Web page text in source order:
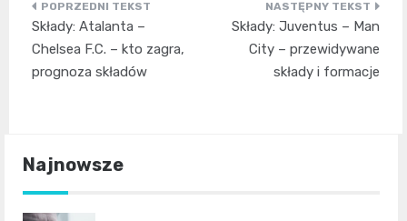
Nawigacja
wpisu
Składy: Atalanta –
Chelsea F.C. – kto zagra,
prognoza składów
Składy: Juventus – Man
City – przewidywane
składy i formacje
Najnowsze